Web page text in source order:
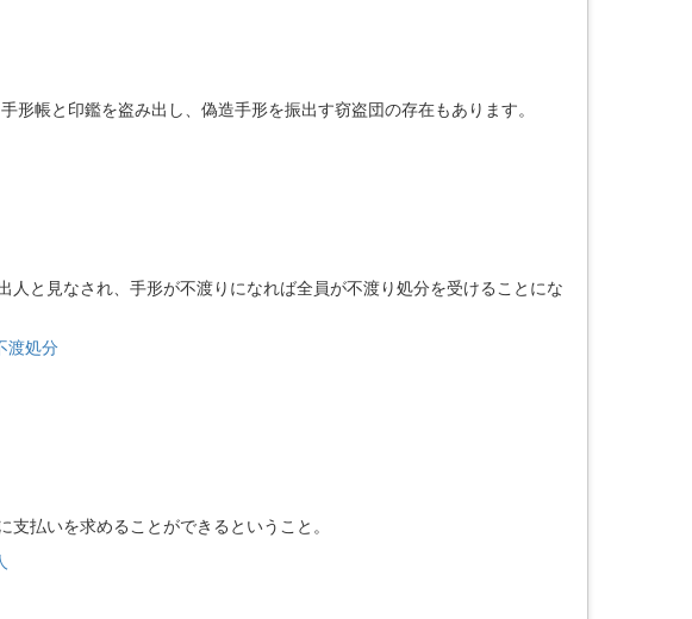
帳と印鑑を盗み出し、偽造手形を振出す窃盗団の存在もあります。
と見なされ、手形が不渡りになれば全員が不渡り処分を受けることにな
渡処分
払いを求めることができるということ。